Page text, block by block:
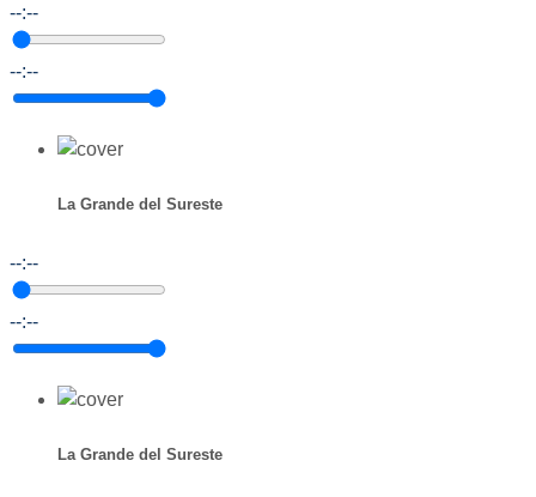
--:--
--:--
La Grande del Sureste
--:--
--:--
La Grande del Sureste